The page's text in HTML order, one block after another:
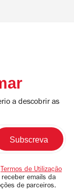
a descobrir as
Termos de Utilização
emails da
de parceiros.